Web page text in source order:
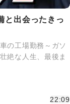
と出会ったきっ
の工場勤務～ガソ
絶な人生、最後ま
22:09